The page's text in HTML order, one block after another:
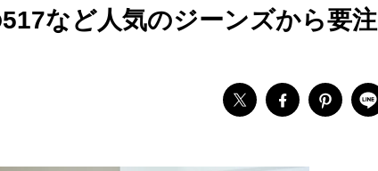
など人気のジーンズから要注